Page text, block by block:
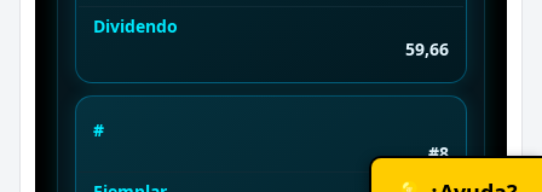
Dividendo
59,66
#
#8